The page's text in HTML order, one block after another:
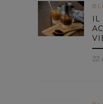
IL
22